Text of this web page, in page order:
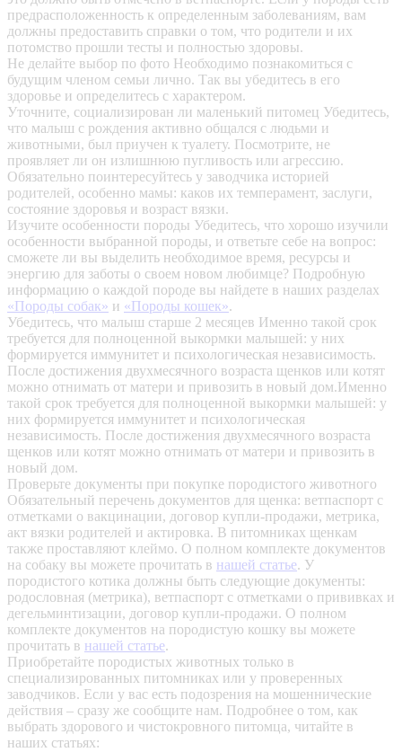
предрасположенность к определенным заболеваниям, вам
должны предоставить справки о том, что родители и их
потомство прошли тесты и полностью здоровы.
Не делайте выбор по фото Необходимо познакомиться с
будущим членом семьи лично. Так вы убедитесь в его
здоровье и определитесь с характером.
Уточните, социализирован ли маленький питомец Убедитесь,
что малыш с рождения активно общался с людьми и
животными, был приучен к туалету. Посмотрите, не
проявляет ли он излишнюю пугливость или агрессию.
Обязательно поинтересуйтесь у заводчика историей
родителей, особенно мамы: каков их темперамент, заслуги,
состояние здоровья и возраст вязки.
Изучите особенности породы Убедитесь, что хорошо изучили
особенности выбранной породы, и ответьте себе на вопрос:
сможете ли вы выделить необходимое время, ресурсы и
энергию для заботы о своем новом любимце? Подробную
информацию о каждой породе вы найдете в наших разделах
«Породы собак» и «Породы кошек».
Убедитесь, что малыш старше 2 месяцев Именно такой срок
требуется для полноценной выкормки малышей: у них
формируется иммунитет и психологическая независимость.
После достижения двухмесячного возраста щенков или котят
можно отнимать от матери и привозить в новый дом.Именно
такой срок требуется для полноценной выкормки малышей: у
них формируется иммунитет и психологическая
независимость. После достижения двухмесячного возраста
щенков или котят можно отнимать от матери и привозить в
новый дом.
Проверьте документы при покупке породистого животного
Обязательный перечень документов для щенка: ветпаспорт с
отметками о вакцинации, договор купли-продажи, метрика,
акт вязки родителей и актировка. В питомниках щенкам
также проставляют клеймо. О полном комплекте документов
на собаку вы можете прочитать в нашей статье. У
породистого котика должны быть следующие документы:
родословная (метрика), ветпаспорт с отметками о прививках и
дегельминтизации, договор купли-продажи. О полном
комплекте документов на породистую кошку вы можете
прочитать в нашей статье.
Приобретайте породистых животных только в
специализированных питомниках или у проверенных
заводчиков. Если у вас есть подозрения на мошеннические
действия – сразу же сообщите нам. Подробнее о том, как
выбрать здорового и чистокровного питомца, читайте в
наших статьях: